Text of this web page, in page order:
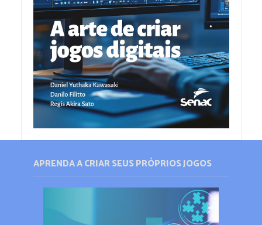
APRENDA A CRIAR SEUS PRÓPRIOS JOGOS